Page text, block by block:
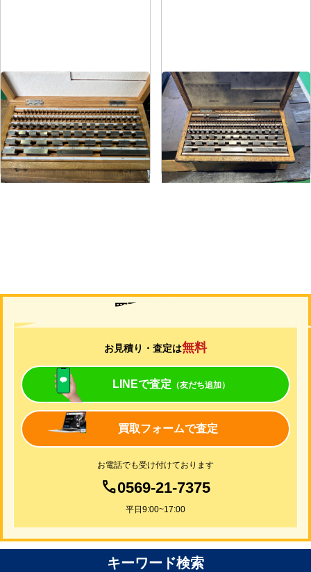
ブロックゲージ
メーカー クロダ
形 式No.1
年 式1987
ブロックゲージ
メーカー クロダ
式-
年 式-
買取について
お見積り・査定は無料
LINEで査定 （友だち追加）
買取フォームで査定
お電話でも受け付けております
0569-21-7375
平日9:00~17:00
キーワード検索